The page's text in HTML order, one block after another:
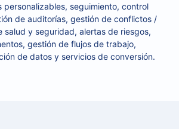
personalizables, seguimiento, control
de auditorías, gestión de conflictos /
salud y seguridad, alertas de riesgos,
gestión de flujos de trabajo,
de datos y servicios de conversión.